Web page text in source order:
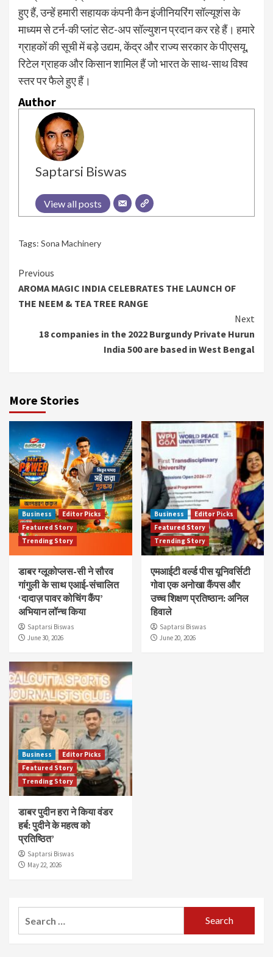
हुए हैं, उन्हें हमारी सहायक कंपनी कैन इंजीनियरिंग सॉल्यूशंस के
माध्यम से टर्न-की प्लांट सेट-अप सॉल्युशन प्रदान कर रहे हैं। हमारे
ग्राहकों की सूची में बड़े उद्यम, केंद्र और राज्य सरकार के पीएसयू,
रिटेल ग्राहक और किसान शामिल हैं जो भारत के साथ-साथ विश्व
स्तर पर फैले हुए हैं।
Author
Saptarsi Biswas
View all posts
Tags: Sona Machinery
Continue
Reading
Previous
AROMA MAGIC INDIA CELEBRATES THE LAUNCH OF
THE NEEM & TEA TREE RANGE
Next
18 companies in the 2022 Burgundy Private Hurun
India 500 are based in West Bengal
More Stories
Business
Editor Picks
Featured Story
Trending Story
डाबर ग्लूकोप्लस-सी ने सौरव
गांगुली के साथ एआई-संचालित
‘दादाज़ पावर कोचिंग कैंप’
अभियान लॉन्च किया
Saptarsi Biswas
June 30, 2026
Business
Editor Picks
Featured Story
Trending Story
एमआईटी वर्ल्ड पीस यूनिवर्सिटी
गोवा एक अनोखा कैंपस और
उच्च शिक्षण प्रतिष्ठान: अनिल
हिवाले
Saptarsi Biswas
June 20, 2026
Business
Editor Picks
Featured Story
Trending Story
डाबर पुदीन हरा ने किया वंडर
हर्ब: पुदीने के महत्व को
प्रतिष्ठित’
Saptarsi Biswas
May 22, 2026